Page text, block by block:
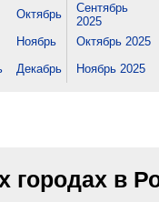
Октябрь
Сентябрь
2025
Ноябрь Октябрь 2025
Декабрь Ноябрь 2025
городах в